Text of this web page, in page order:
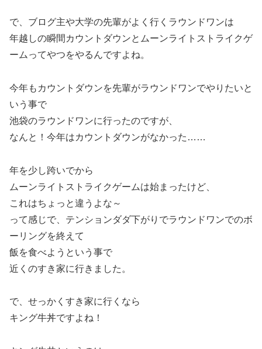
で、ブログ主や大学の先輩がよく行くラウンドワンは
年越しの瞬間カウントダウンとムーンライトストライクゲ
ームってやつをやるんですよね。
今年もカウントダウンを先輩がラウンドワンでやりたいと
いう事で
池袋のラウンドワンに行ったのですが、
なんと！今年はカウントダウンがなかった……
年を少し跨いでから
ムーンライトストライクゲームは始まったけど、
これはちょっと違うよな～
って感じで、テンションダダ下がりでラウンドワンでのボ
ーリングを終えて
飯を食べようという事で
近くのすき家に行きました。
で、せっかくすき家に行くなら
キング牛丼ですよね！